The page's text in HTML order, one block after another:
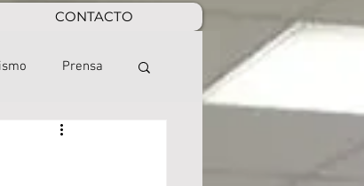
CONTACTO
Prensa